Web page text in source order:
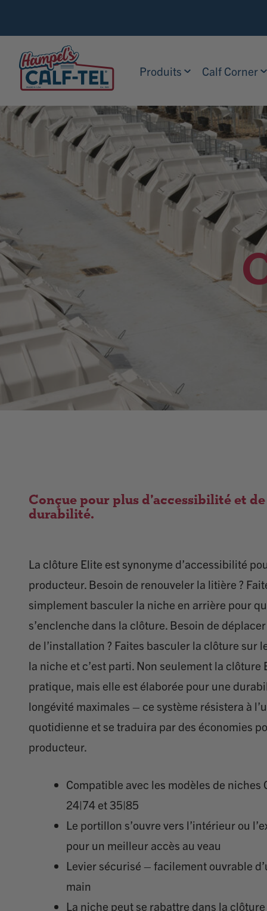
content
Calf-
Tel
Produits Calf Corner
Conçue pour plus d’accessibilité et de
durabilité.
La clôture Elite est synonyme d’accessibilité
producteur. Besoin de renouveler la litière ?
simplement basculer la niche en arrière pour
s’enclenche dans la clôture. Besoin de
de l’installation ? Faites basculer la clôture sur
la niche et c’est parti. Non seulement la clôture
pratique, mais elle est élaborée pour une
longévité maximales – ce système résistera à
quotidienne et se traduira par des économies
producteur.
Compatible avec les modèles de niches
24|74 et 35|85
Le portillon s’ouvre vers l’intérieur ou
pour un meilleur accès au veau
Levier sécurisé – facilement ouvrable
main
La niche peut se rabattre dans la